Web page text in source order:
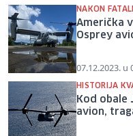
NAKON
Američka
Osprey
07.12.2023. u
HISTORIJA
Kod obale
avion,